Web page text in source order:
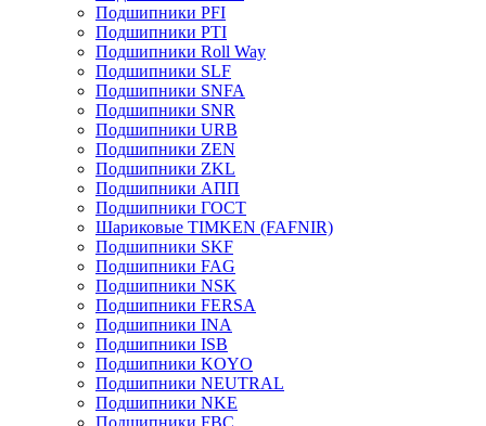
Подшипники PFI
Подшипники PTI
Подшипники Roll Way
Подшипники SLF
Подшипники SNFA
Подшипники SNR
Подшипники URB
Подшипники ZEN
Подшипники ZKL
Подшипники АПП
Подшипники ГОСТ
Шариковые ТІMKEN (FAFNIR)
Подшипники SKF
Подшипники FAG
Подшипники NSK
Подшипники FERSA
Подшипники INA
Подшипники ISB
Подшипники KOYO
Подшипники NEUTRAL
Подшипники NKE
Подшипники FBC